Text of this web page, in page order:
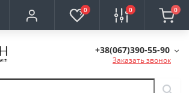
0 0 0
+38(067)390-55-90
Заказать звонок